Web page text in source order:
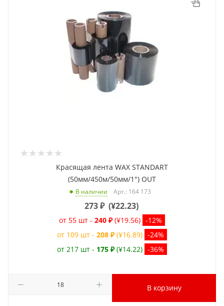
Красящая лента WAX STANDART
(50мм/450м/50мм/1") OUT
В наличии Арт.: 164 173
273₽ (¥22.23)
от 55 шт - 240 ₽ (¥19.56) -12%
от 109 шт - 208 ₽ (¥16.89) -24%
от 217 шт - 175 ₽ (¥14.22) -36%
В корзину